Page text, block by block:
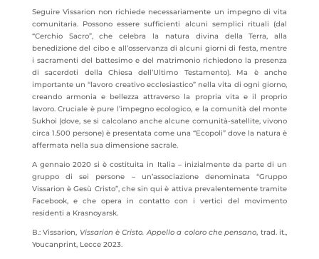
Seguire Vissarion non richiede necessariamente un impegno di vita
comunitaria. Possono essere sufficienti alcuni semplici rituali (dal
“Cerchio Sacro”, che celebra la natura divina della Terra, alla
benedizione del cibo e all’osservanza di alcuni giorni di festa, mentre
i sacramenti del battesimo e del matrimonio richiedono la presenza
di sacerdoti della Chiesa dell’Ultimo Testamento). Ma è anche
importante un “lavoro creativo ecclesiastico” nella vita di ogni giorno,
creando armonia e bellezza attraverso la propria vita e il proprio
lavoro. Cruciale è pure l’impegno ecologico, e la comunità del monte
Sukhoi (dove, se si calcolano anche alcune comunità-satellite, vivono
circa 1.500 persone) è presentata come una “Ecopoli” dove la natura è
affermata nella sua dimensione sacrale.
A gennaio 2020 si è costituita in Italia – inizialmente da parte di un
gruppo di sei persone – un’associazione denominata “Gruppo
Vissarion è Gesù Cristo”, che sin qui è attiva prevalentemente tramite
Facebook, e che opera in contatto con i vertici del movimento
residenti a Krasnoyarsk.
B.: Vissarion, Vissarion è Cristo. Appello a coloro che pensano, trad. it.,
Youcanprint, Lecce 2023.